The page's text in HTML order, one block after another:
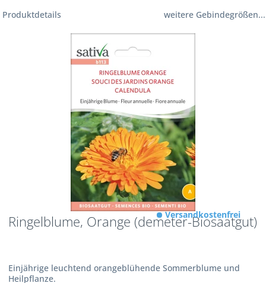
Produktdetails weitere Gebindegrößen...
Ringelblume, Orange (demeter-Biosaatgut)
Einjährige leuchtend orangeblühende Sommerblume und
Heilpflanze.
Versandkostenfrei